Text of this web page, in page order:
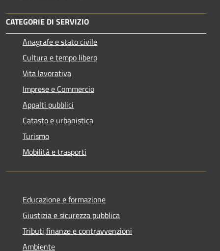
CATEGORIE DI SERVIZIO
Anagrafe e stato civile
Cultura e tempo libero
Vita lavorativa
Imprese e Commercio
Appalti pubblici
Catasto e urbanistica
Turismo
Mobilità e trasporti
Educazione e formazione
Giustizia e sicurezza pubblica
Tributi,finanze e contravvenzioni
Ambiente